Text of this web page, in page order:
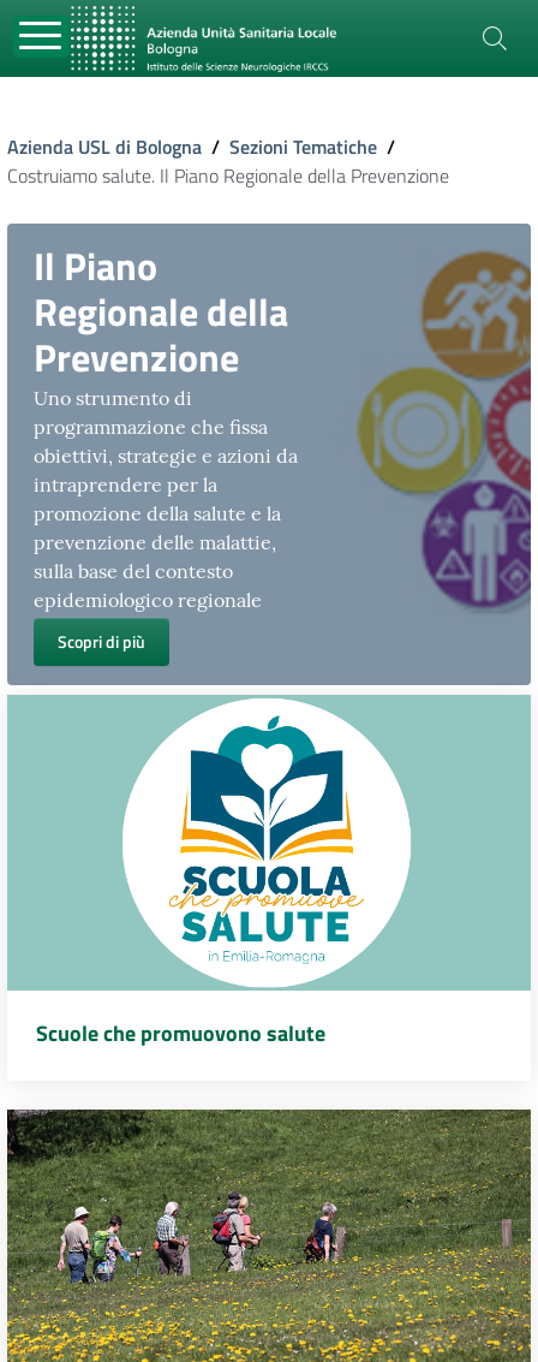
Azienda USL di Bologna / Sezioni Tematiche /
Costruiamo salute. Il Piano Regionale della Prevenzione
Il Piano
Regionale della
Prevenzione
Uno strumento di
programmazione che fissa
obiettivi, strategie e azioni da
intraprendere per la
promozione della salute e la
prevenzione delle malattie,
sulla base del contesto
epidemiologico regionale
Scopri di più
Scuole che promuovono salute